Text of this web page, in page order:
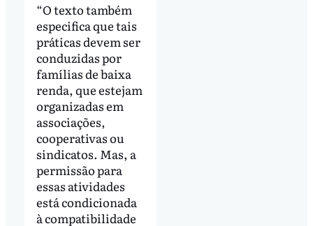
“O texto também
especifica que tais
práticas devem ser
conduzidas por
famílias de baixa
renda, que estejam
organizadas em
associações,
cooperativas ou
sindicatos. Mas, a
permissão para
essas atividades
está condicionada
à compatibilidade